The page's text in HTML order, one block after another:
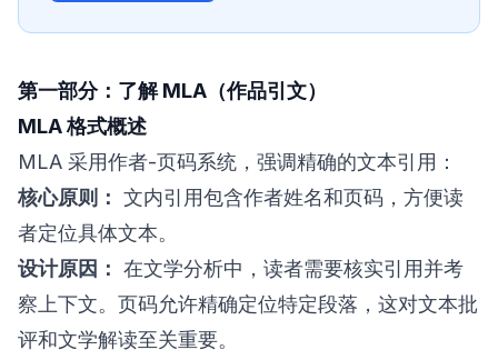
第一部分：了解 MLA（作品引文）
MLA 格式概述
MLA 采用作者-页码系统，强调精确的文本引用：
核心原则： 文内引用包含作者姓名和页码，方便读
者定位具体文本。
设计原因： 在文学分析中，读者需要核实引用并考
察上下文。页码允许精确定位特定段落，这对文本批
评和文学解读至关重要。